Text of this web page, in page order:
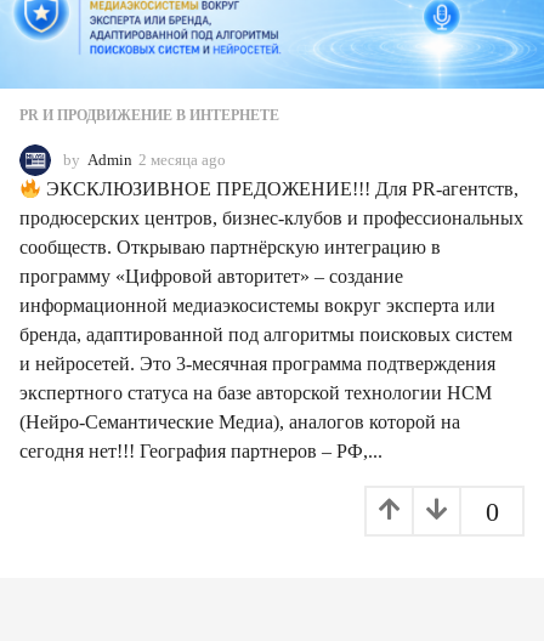
PR И ПРОДВИЖЕНИЕ В ИНТЕРНЕТЕ
by Admin 2 месяца ago
м
с
я
ц
g
o
ЭКСКЛЮЗИВНОЕ ПРЕДОЖЕНИЕ!!! Для PR-агентств,
продюсерских центров, бизнес-клубов и профессиональных
сообществ. Открываю партнёрскую интеграцию в
программу «Цифровой авторитет» – создание
информационной медиаэкосистемы вокруг эксперта или
бренда, адаптированной под алгоритмы поисковых систем
и нейросетей. Это 3-месячная программа подтверждения
экспертного статуса на базе авторской технологии НСМ
(Нейро-Семантические Медиа), аналогов которой на
сегодня нет!!! География партнеров – РФ,...
0